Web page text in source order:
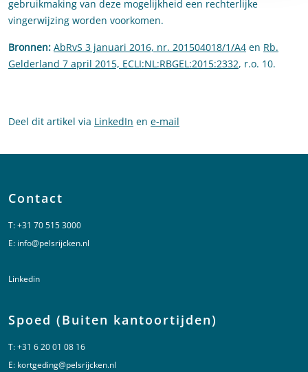
gebruikmaking van deze mogelijkheid een rechterlijke
vingerwijzing worden voorkomen.
Bronnen: AbRvS 3 januari 2016, nr. 201504018/1/A4 en Rb.
Gelderland 7 april 2015, ECLI:NL:RBGEL:2015:2332, r.o. 10.
Deel dit artikel via LinkedIn en e-mail
Contact
T:+31 70 515 3000
E: info@pelsrijcken.nl
Linkedin
Spoed (Buiten kantoortijden)
T:+31 6 20 01 08 16
E: kortgeding@pelsrijcken.nl